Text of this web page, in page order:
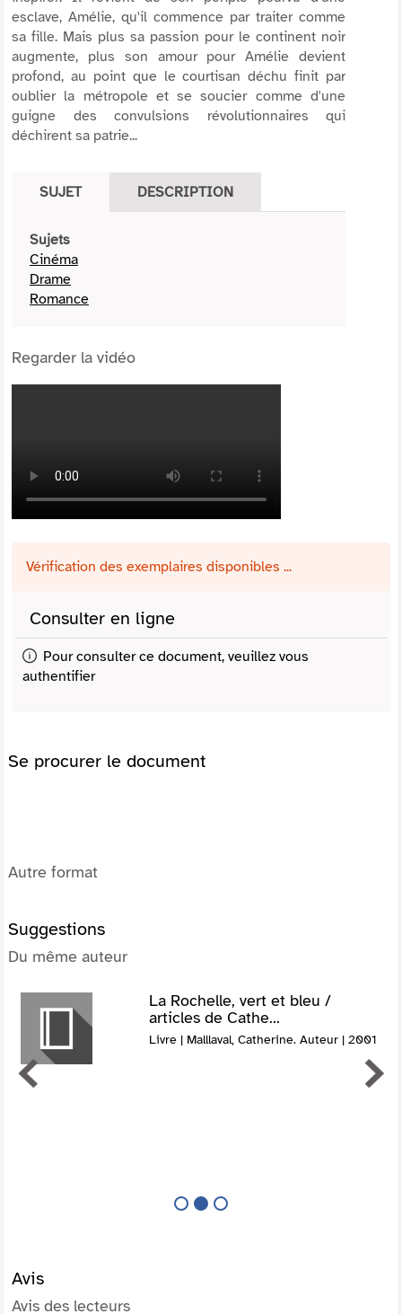
esclave, Amélie, qu'il commence par traiter comme
sa fille. Mais plus sa passion pour le continent noir
augmente, plus son amour pour Amélie devient
profond, au point que le courtisan déchu finit par
oublier la métropole et se soucier comme d'une
guigne des convulsions révolutionnaires qui
déchirent sa patrie...
SUJET DESCRIPTION
Sujets
Cinéma
Drame
Romance
Regarder la vidéo
Vérification des exemplaires disponibles ...
Consulter en ligne
Pour consulter ce document, veuillez vous
authentifier
Se procurer le document
Autre format
Suggestions
Du même auteur
La Rochelle, vert et bleu /
articles de Cathe...
Livre | Malllaval, Catherine. Auteur | 2001
Avis
Avis des lecteurs